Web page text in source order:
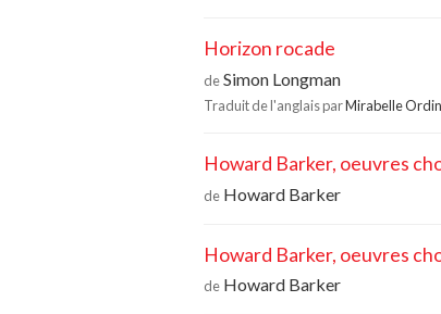
Horizon rocade
deSimon Longman
Traduit de l'anglais parMirabelle
Howard Barker, oeuvres
de Howard Barker
Howard Barker, oeuvres
de Howard Barker